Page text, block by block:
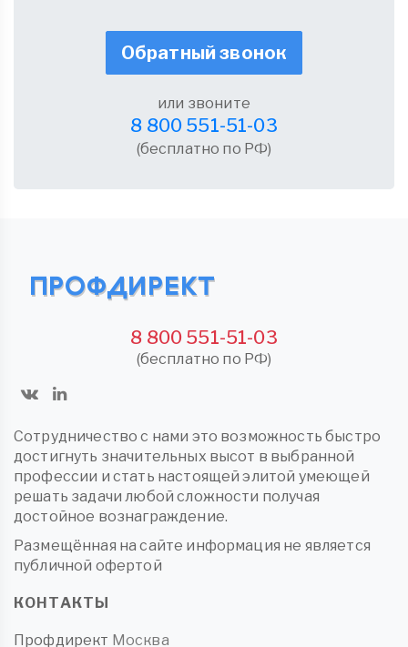
Обратный звонок
или звоните
8 800 551-51-03
(бесплатно по РФ)
8 800 551-51-03
(бесплатно по РФ)
Сотрудничество с нами это возможность быстро
достигнуть значительных высот в выбранной
профессии и стать настоящей элитой умеющей
решать задачи любой сложности получая
достойное вознаграждение.
Размещённая на сайте информация не является
публичной офертой
КОНТАКТЫ
Профдирект Москва